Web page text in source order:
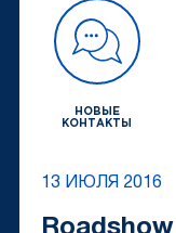
НОВЫЕ
КОНТАКТЫ
13 ИЮЛЯ 2016